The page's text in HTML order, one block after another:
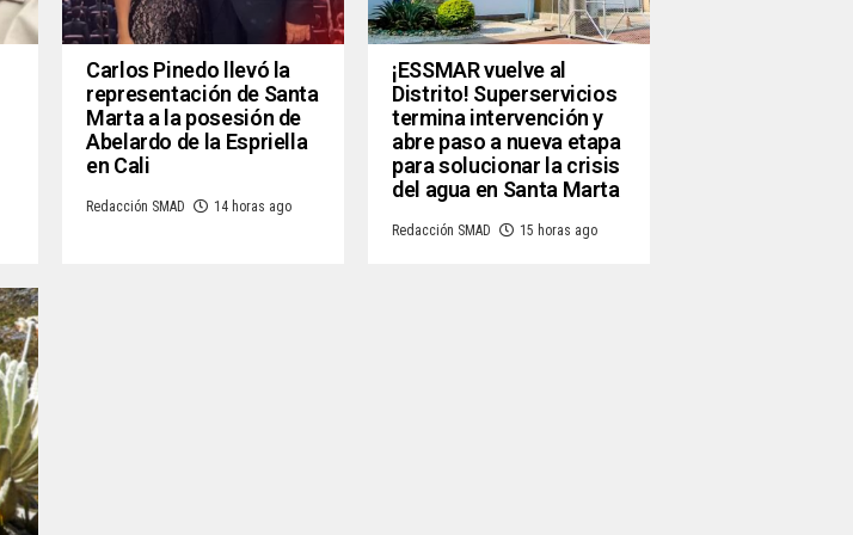
Carlos Pinedo llevó la
representación de Santa
Marta a la posesión de
Abelardo de la Espriella
en Cali
Redacción SMAD 14 horas ago
¡ESSMAR vuelve al
Distrito! Superservicios
termina intervención y
abre paso a nueva etapa
para solucionar la crisis
del agua en Santa Marta
Redacción SMAD 15 horas ago